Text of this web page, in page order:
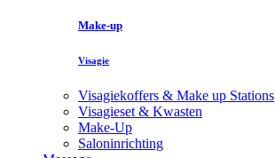
Make-up
Visagie
Visagiekoffers & Make up Stations
Visagieset & Kwasten
Make-Up
Saloninrichting